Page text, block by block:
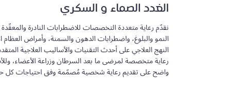
الغدد الصماء و السكري
نقدّم رعاية متعددة التخصصات للاضطرابات النادرة
النمو والبلوغ، واضطرابات الدهون والسمنة، وأمراض
النهج العلاجي على أحدث التقنيات والأساليب العلاجية
رعاية متخصصة لمرضى ما بعد السرطان وزراعة الأعضاء،
واضح على تقديم رعاية شخصية مُصمّمة وفق احتياجات كل